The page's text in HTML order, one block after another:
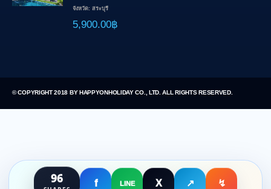
96 f LINE X ↗ ↯
จังหวัด: สระบุรี
5,900.00฿
© COPYRIGHT 2018 BY HAPPYONHOLIDAY CO., LTD. ALL RIGHTS RESERVED.